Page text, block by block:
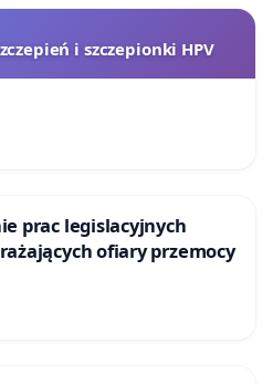
i szczepionki HPV
prac legislacyjnych
rodzinnego narażających ofiary przemocy